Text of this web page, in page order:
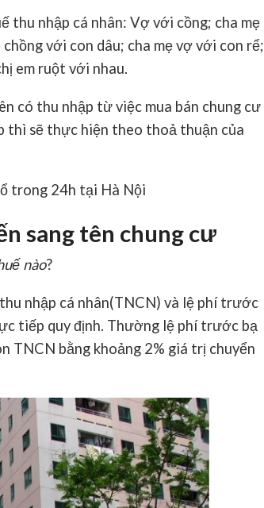
thu nhập cá nhân: Vợ với cồng; cha mẹ
với con dâu; cha mẹ vợ với con rể;
em ruột với nhau.
có thu nhập từ việc mua bán chung cư
thì sẽ thực hiện theo thoả thuận của
trong 24h tại Hà Nội
sang tên chung cư
nào?
nhập cá nhân(TNCN) và lệ phí trước
tiếp quy định. Thường lệ phí trước bạ
TNCN bằng khoảng 2% giá trị chuyển